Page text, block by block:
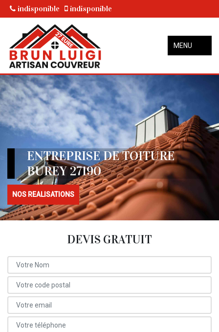
indisponible indisponible
MENU
ENTREPRISE DE TOITURE
BUREY 27190
NOS REALISATIONS
DEVIS GRATUIT